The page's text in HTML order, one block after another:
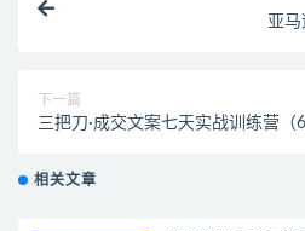
亚
下一篇
三把刀·成交文案七天实战训练营（
相关文章